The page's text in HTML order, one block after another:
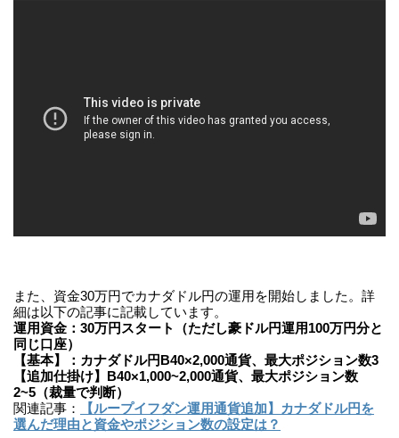
また、資金30万円でカナダドル円の運用を開始しました。詳
細は以下の記事に記載しています。
運用資金：30万円スタート（ただし豪ドル円運用100万円分と
同じ口座）
【基本】：カナダドル円B40×2,000通貨、最大ポジション数3
【追加仕掛け】B40×1,000~2,000通貨、最大ポジション数
2~5（裁量で判断）
関連記事：
【ループイフダン運用通貨追加】カナダドル円を
選んだ理由と資金やポジション数の設定は？